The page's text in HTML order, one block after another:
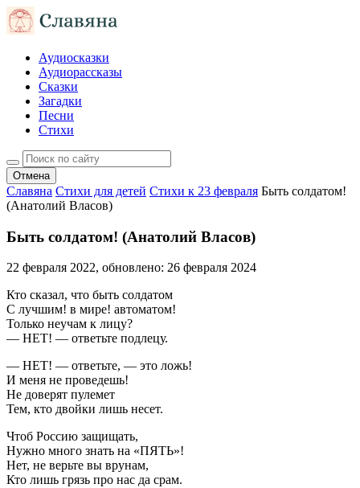
Аудиосказки
Аудиорассказы
Сказки
Загадки
Песни
Стихи
Отмена
Славяна Стихи для детей Стихи к 23 февраля Быть солдатом!
(Анатолий Власов)
Быть солдатом! (Анатолий Власов)
22 февраля 2022, обновлено: 26 февраля 2024
Кто сказал, что быть солдатом
С лучшим! в мире! автоматом!
Только неучам к лицу?
— НЕТ! — ответьте подлецу.
— НЕТ! — ответьте, — это ложь!
И меня не проведешь!
Не доверят пулемет
Тем, кто двойки лишь несет.
Чтоб Россию защищать,
Нужно много знать на «ПЯТЬ»!
Нет, не верьте вы врунам,
Кто лишь грязь про нас да срам.